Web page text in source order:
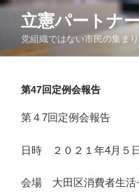
コ
ン
立憲パートナ
党組織ではない市民の集ま
第47回定例会報告
第４7回定例会報告
日時 ２０２１年4月５
会場 大田区消費者生活